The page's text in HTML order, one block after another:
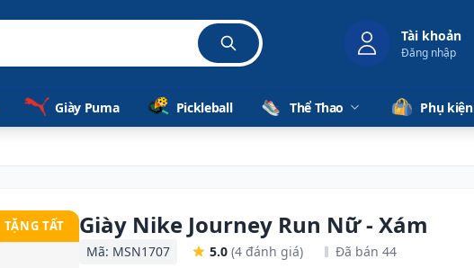
Tài khoản
Đăng nhập
Giày Puma Pickleball Thể Thao Phụ kiện
TẶNG TẤT Giày Nike Journey Run Nữ - Xám
Mã: MSN1707 5.0 (4 đánh giá) Đã bán 44